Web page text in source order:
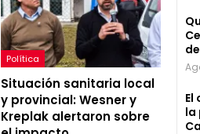
Política
Situación sanitaria local
y provincial: Wesner y
Kreplak alertaron sobre
El
la